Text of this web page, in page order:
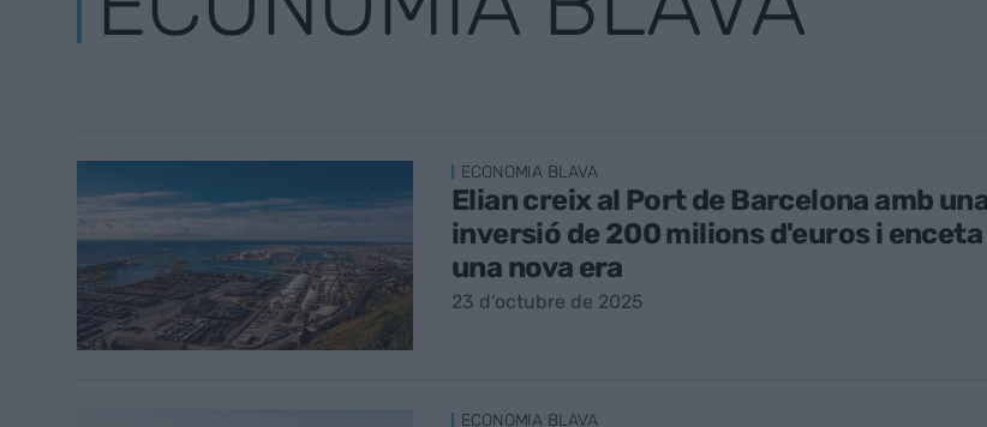
ECONOMIA BLAVA
Elian creix al Port de Barcelona amb
inversió de 200 milions d'euros i enceta
una nova era
23 d’octubre de 2025
ECONOMIA BLAVA